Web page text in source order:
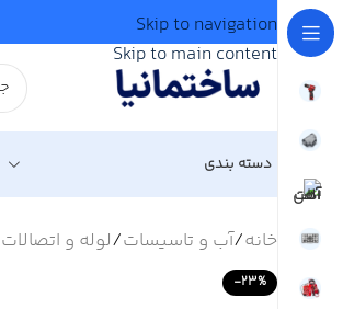
Skip to navigation
Skip to main content
دسته بندی
خانه/آب و تاسیسات/لوله و اتصالات
-23%